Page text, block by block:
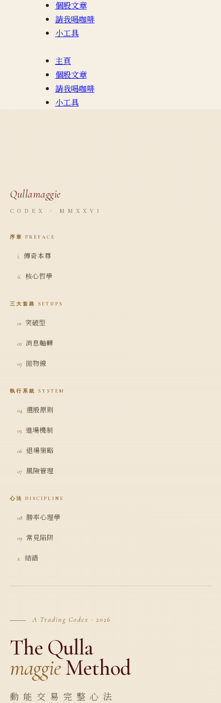
個股文章
請我喝咖啡
小工具
主頁
個股文章
請我喝咖啡
小工具
Qullamaggie
CODEX · MMXXVI
序章 PREFACE
i. 傳奇本尊
ii. 核心哲學
三大套路 SETUPS
01 突破型
02 消息軸轉
03 拋物線
執行系統 SYSTEM
04 選股原則
05 進場機制
06 退場策略
07 風險管理
心法 DISCIPLINE
08 勝率心理學
09 常見陷阱
x. 結語
A Trading Codex · 2026
The Qulla
maggieMethod
動 能 交 易 完 整 心 法